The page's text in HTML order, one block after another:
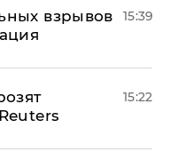
взрывов
15:39
15:22